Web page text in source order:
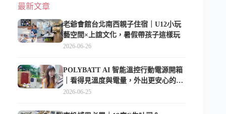
最新文章
老爺會館台北南西親子住宿｜U12小玩
藝空間×上誼文化，暑假帶孩子這樣玩
2026-06-26
POLYBATT AI 智能溫控行動電源開箱
｜看得見溫度與電量，外出更安心的
10000mAh 行動電源
2026-06-25